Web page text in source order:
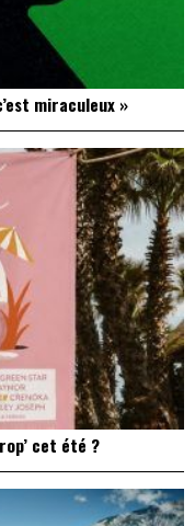
miraculeux »
cet été ?